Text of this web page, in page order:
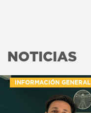
NOTICIAS
INFORMACIÓN GENERAL